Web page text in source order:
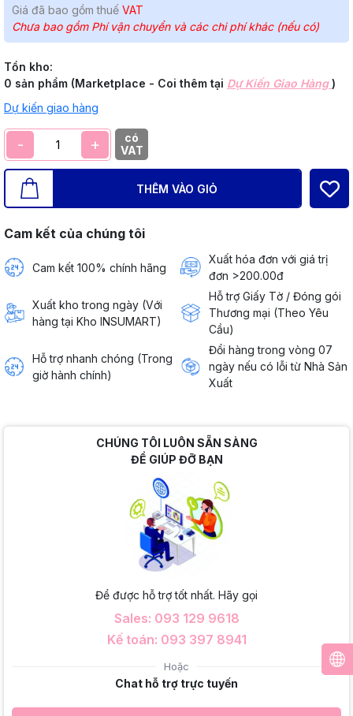
Giá đã bao gồm thuế VAT
Chưa bao gồm Phí vận chuyển và các chi phí khác (nếu có)
Tồn kho:
0 sản phẩm (Marketplace - Coi thêm tại Dự Kiến Giao Hàng)
Dự kiến giao hàng
- +
có
VAT
THÊM VÀO GIỎ
Cam kết của chúng tôi
Cam kết 100% chính hãng
Xuất hóa đơn với giá trị
đơn >200.00đ
Xuất kho trong ngày (Với
hàng tại Kho INSUMART)
Hỗ trợ Giấy Tờ / Đóng gói
Thương mại (Theo Yêu
Cầu)
Hỗ trợ nhanh chóng (Trong
giờ hành chính)
Đổi hàng trong vòng 07
ngày nếu có lỗi từ Nhà Sản
Xuất
CHÚNG TÔI LUÔN SẴN SÀNG
ĐỂ GIÚP ĐỠ BẠN
Để được hỗ trợ tốt nhất. Hãy gọi
Sales: 093 129 9618
Kế toán: 093 397 8941
Hoặc
Chat hỗ trợ trực tuyến